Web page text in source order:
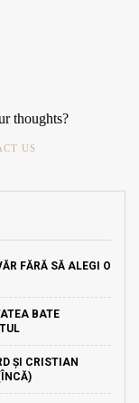
thoughts?
US
FĂRĂ SĂ ALEGI O
BATE
ȘI CRISTIAN